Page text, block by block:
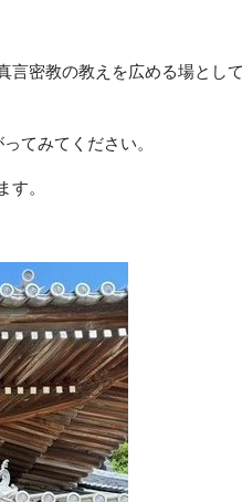
密教の教えを広める場とし
てみてください。
。